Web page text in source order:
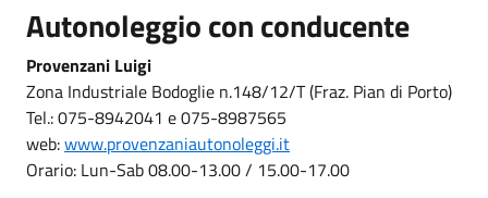
Autonoleggio con conducente
Provenzani Luigi
Zona Industriale Bodoglie n.148/12/T (Fraz. Pian di Porto)
Tel.: 075-8942041 e 075-8987565
web:www.provenzaniautonoleggi.it
Orario: Lun-Sab 08.00-13.00 / 15.00-17.00